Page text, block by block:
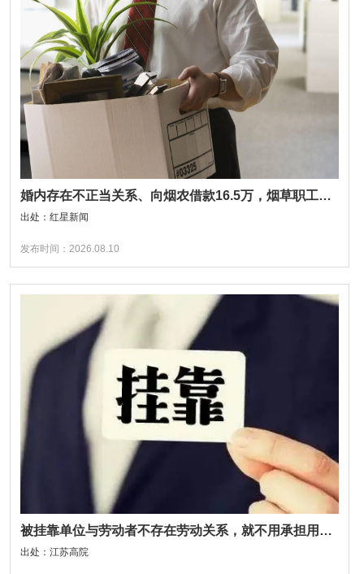
婚内存在不正当关系、向烟农借款16.5万，烟草职工被开除后起诉复职遭法院驳回
出处：红星新闻
发布时间：2026.08.10
被挂靠单位与劳动者不存在劳动关系，就不用承担用工责任吗？
出处：江苏高院